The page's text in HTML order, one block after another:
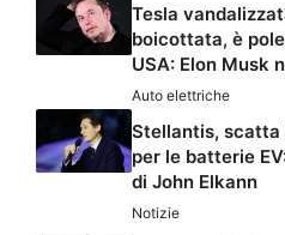
Tesla
boicottata, è
USA: Elon Musk
Auto elettriche
Stellantis, scatta
per le batterie
di John Elkann
Notizie